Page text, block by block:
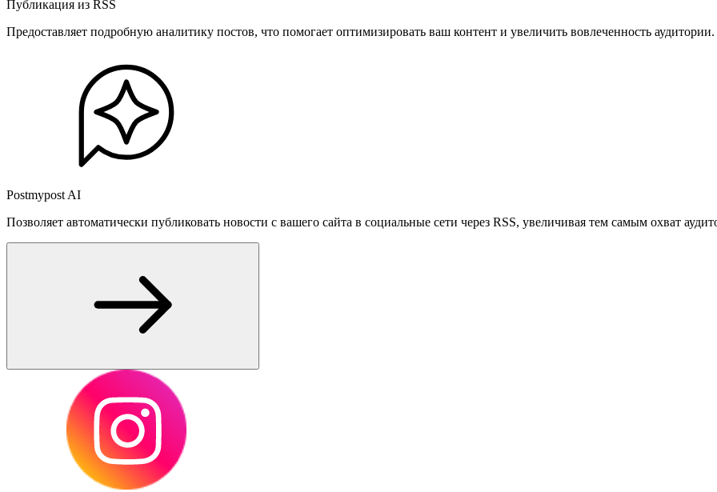
Публикация из RSS
Предоставляет подробную аналитику постов, что помогает оптимизировать ваш контент и увеличить вовлеченность аудитории.
Postmypost AI
Позволяет автоматически публиковать новости с вашего сайта в социальные сети через RSS, увеличивая тем самым охват